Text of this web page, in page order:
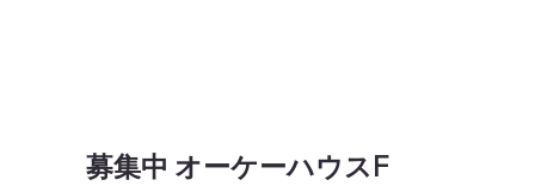
​募集中 オーケーハウスF